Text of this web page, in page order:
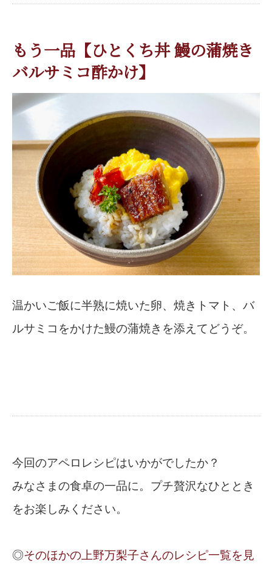
もう一品【ひとくち丼 鰻の蒲焼き
バルサミコ酢かけ】
温かいご飯に半熟に焼いた卵、焼きトマト、バ
ルサミコをかけた鰻の蒲焼きを添えてどうぞ。
今回のアペロレシピはいかがでしたか？
みなさまの食卓の一品に。プチ贅沢なひととき
をお楽しみください。
◎そのほかの上野万梨子さんのレシピ一覧を見